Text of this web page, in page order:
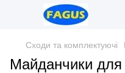
Сходи та комплектуючі
Майданчики для